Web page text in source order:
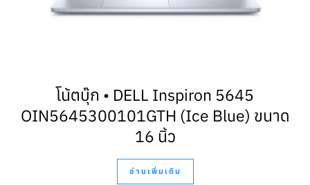
โน้ตบุ๊ก • DELL Inspiron 5645
OIN5645300101GTH (Ice Blue) ขนาด
16 นิ้ว
อ่านเพิ่มเติม